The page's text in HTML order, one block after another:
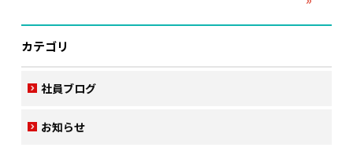
カテゴリ
社員ブログ
お知らせ